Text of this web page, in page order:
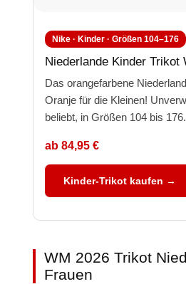
Nike · Kinder · Größen 104–176
Niederlande Kinder Trikot
Das orangefarbene
Oranje für die Kleinen!
beliebt, in Größen 104 bis 176.
ab 84,95 €
Kinder-Trikot kaufen →
WM 2026 Trikot
Frauen